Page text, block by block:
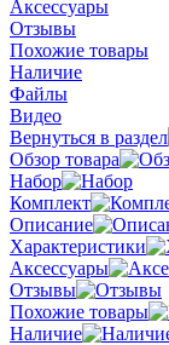
Аксессуары
Отзывы
Похожие товары
Наличие
Файлы
Видео
Вернуться в раздел
Обзор товара
Набор
Комплект
Описание
Характеристики
Аксессуары
Отзывы
Похожие товары
Наличие